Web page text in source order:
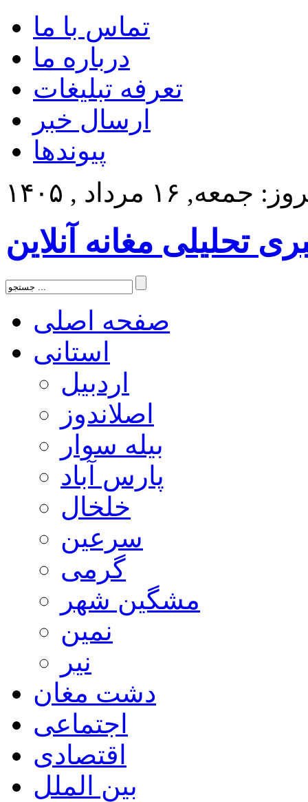
تماس با ما
درباره ما
تعرفه تبلیغات
ارسال خبر
پیوندها
جمعه, ۱۶ مرداد , ۱۴۰۵
تحلیلی مغانه آنلاین
صفحه اصلی
استانی
اردبیل
اصلاندوز
بیله سوار
پارس آباد
خلخال
سرعین
گرمی
مشگین شهر
نمین
نیر
دشت مغان
اجتماعی
اقتصادی
بین الملل